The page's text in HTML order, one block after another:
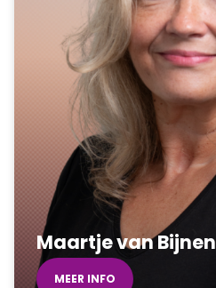
Maartje van Bijnen
MEER INFO